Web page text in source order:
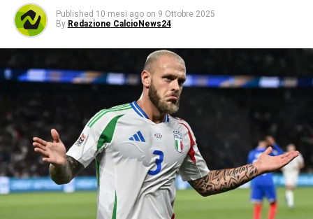
Published 10 mesi ago on 9 Ottobre 2025
By Redazione CalcioNews24